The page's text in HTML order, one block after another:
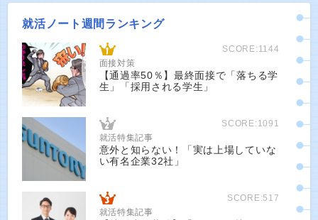
就活ノート週間ランキング
SCORE:1144
面接対策
【通過率50％】最終面接で「落ちる学
生」「採用される学生」
SCORE:1091
就活特集記事
意外と知らない！「実は上場していな
い有名企業32社」
SCORE:517
就活特集記事